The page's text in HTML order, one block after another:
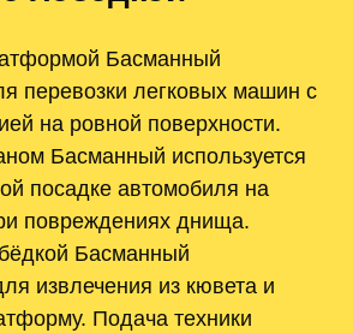
Басманный
перевозки легковых машин с
на ровной поверхности.
Басманный используется
посадке автомобиля на
повреждениях днища.
Басманный
извлечения из кювета и
Подача техники